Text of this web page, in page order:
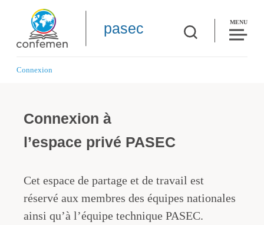
pasec MENU
Connexion
Connexion à
l’espace privé PASEC
Cet espace de partage et de travail est
réservé aux membres des équipes nationales
ainsi qu’à l’équipe technique PASEC.